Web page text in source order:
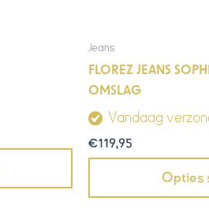
Jeans
FLOREZ JEANS
OMSLAG
Vandaag
€119,95
Opties